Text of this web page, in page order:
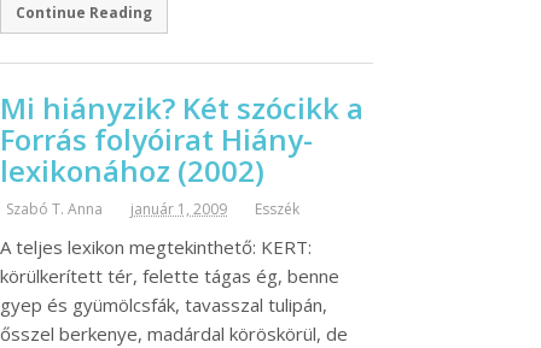
Continue Reading
Mi hiányzik? Két szócikk a
Forrás folyóirat Hiány-
lexikonához (2002)
Szabó T. Anna január 1, 2009 Esszék
A teljes lexikon megtekinthető: KERT:
körülkerített tér, felette tágas ég, benne
gyep és gyümölcsfák, tavasszal tulipán,
ősszel berkenye, madárdal köröskörül, de